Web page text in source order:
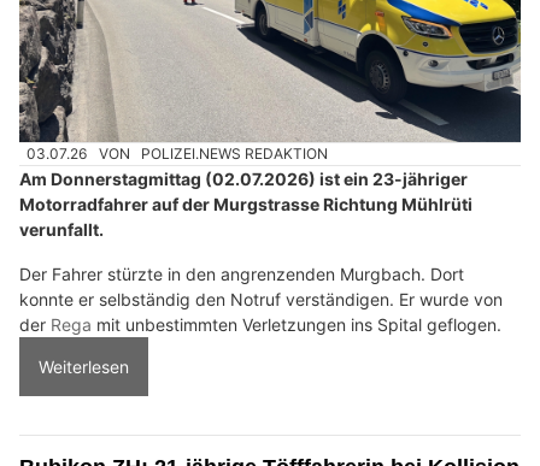
03.07.26 VON POLIZEI.NEWS REDAKTION
Am Donnerstagmittag (02.07.2026) ist ein 23-jähriger
Motorradfahrer auf der Murgstrasse Richtung Mühlrüti
verunfallt.
Der Fahrer stürzte in den angrenzenden Murgbach. Dort
konnte er selbständig den Notruf verständigen. Er wurde von
der Rega mit unbestimmten Verletzungen ins Spital geflogen.
Weiterlesen